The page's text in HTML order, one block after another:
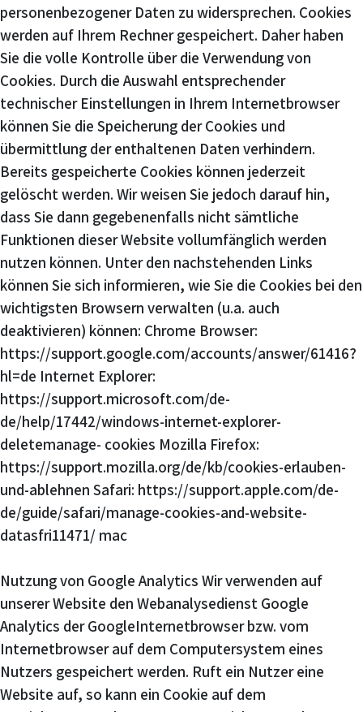
personenbezogener Daten zu widersprechen. Cookies
werden auf Ihrem Rechner gespeichert. Daher haben
Sie die volle Kontrolle über die Verwendung von
Cookies. Durch die Auswahl entsprechender
technischer Einstellungen in Ihrem Internetbrowser
können Sie die Speicherung der Cookies und
übermittlung der enthaltenen Daten verhindern.
Bereits gespeicherte Cookies können jederzeit
gelöscht werden. Wir weisen Sie jedoch darauf hin,
dass Sie dann gegebenenfalls nicht sämtliche
Funktionen dieser Website vollumfänglich werden
nutzen können. Unter den nachstehenden Links
können Sie sich informieren, wie Sie die Cookies bei den
wichtigsten Browsern verwalten (u.a. auch
deaktivieren) können: Chrome Browser:
https://support.google.com/accounts/answer/61416?
hl=de Internet Explorer:
https://support.microsoft.com/de-
de/help/17442/windows-internet-explorer-
deletemanage- cookies Mozilla Firefox:
https://support.mozilla.org/de/kb/cookies-erlauben-
und-ablehnen Safari: https://support.apple.com/de-
de/guide/safari/manage-cookies-and-website-
datasfri11471/ mac
Nutzung von Google Analytics Wir verwenden auf
unserer Website den Webanalysedienst Google
Analytics der GoogleInternetbrowser bzw. vom
Internetbrowser auf dem Computersystem eines
Nutzers gespeichert werden. Ruft ein Nutzer eine
Website auf, so kann ein Cookie auf dem